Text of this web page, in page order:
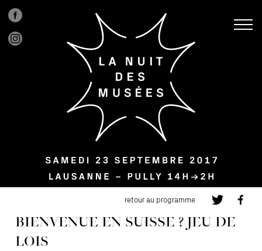
BIENVENUE EN SUISSE ? JEU DE
LOIS
retour au programme